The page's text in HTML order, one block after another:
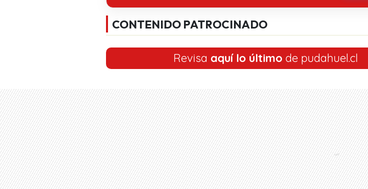
CONTENIDO PATROCINADO
Revisa aquí lo último de pudahuel.cl